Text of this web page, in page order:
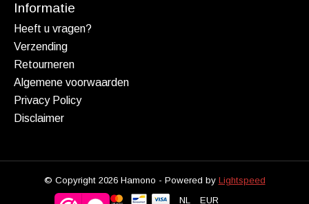
Informatie
Heeft u vragen?
Verzending
Retourneren
Algemene voorwaarden
Privacy Policy
Disclaimer
© Copyright 2026 Hamono - Powered by Lightspeed
NL
EUR